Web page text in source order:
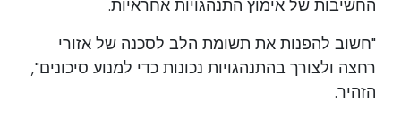
החשיבות של אימוץ התנהגויות אחראיות.
"חשוב להפנות את תשומת הלב לסכנה של אזורי
רחצה ולצורך בהתנהגויות נכונות כדי למנוע סיכונים",
הזהיר.